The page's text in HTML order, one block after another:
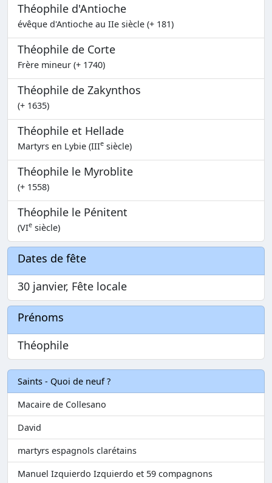
Théophile d'Antioche
évêque d'Antioche au IIe siècle (+ 181)
Théophile de Corte
Frère mineur (+ 1740)
Théophile de Zakynthos
(+ 1635)
Théophile et Hellade
Martyrs en Lybie (IIIe siècle)
Théophile le Myroblite
(+ 1558)
Théophile le Pénitent
(VIe siècle)
Dates de fête
30 janvier, Fête locale
Prénoms
Théophile
Saints - Quoi de neuf ?
Macaire de Collesano
David
martyrs espagnols clarétains
Manuel Izquierdo Izquierdo et 59 compagnons